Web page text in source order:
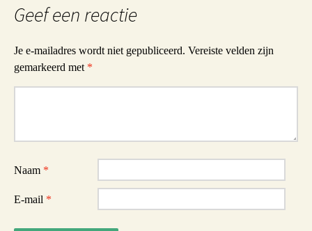
Geef een reactie
Je e-mailadres wordt niet gepubliceerd. Vereiste velden zijn
gemarkeerd met *
Naam *
E-mail *